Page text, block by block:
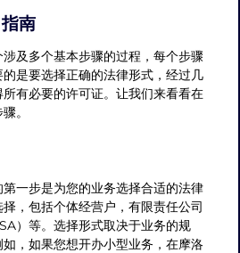
南
及多个基本步骤的过程，每个步骤
是要选择正确的法律形式，经过几
有必要的许可证。让我们来看看在
。
一步是为您的业务选择合适的法律
，包括个体经营户，有限责任公司
）等。选择形式取决于业务的规
，如果您想开办小型业务，在摩洛